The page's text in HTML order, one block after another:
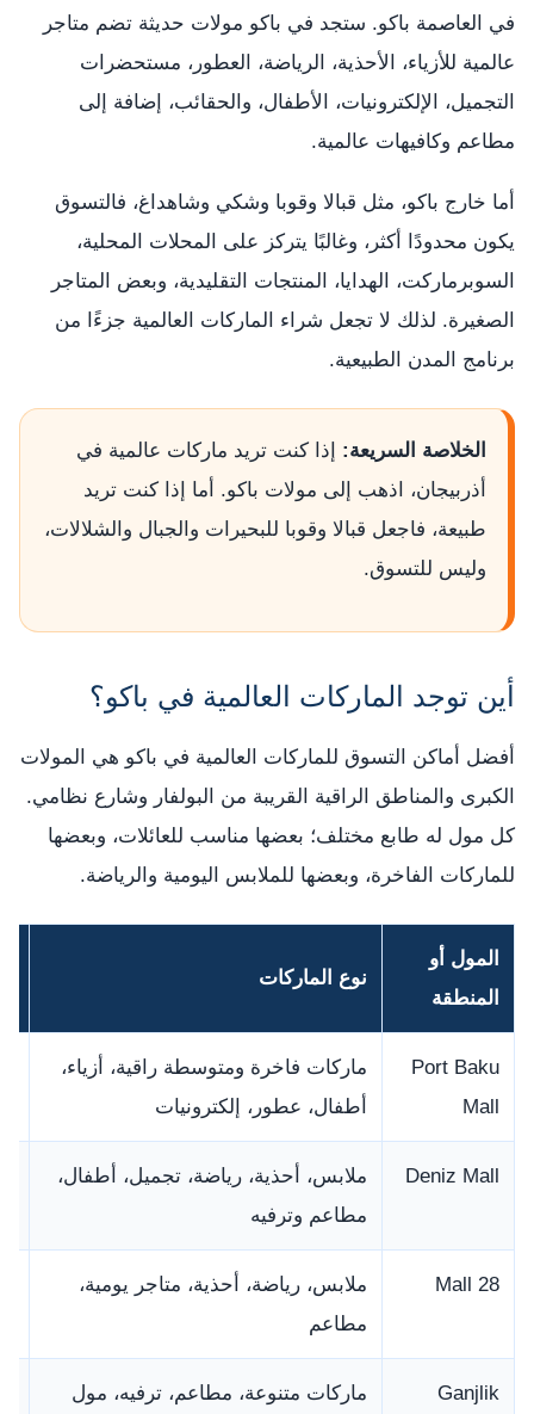
في العاصمة باكو. ستجد في باكو مولات حديثة تضم متاجر
عالمية للأزياء، الأحذية، الرياضة، العطور، مستحضرات
التجميل، الإلكترونيات، الأطفال، والحقائب، إضافة إلى
مطاعم وكافيهات عالمية.
أما خارج باكو، مثل قبالا وقوبا وشكي وشاهداغ، فالتسوق
يكون محدودًا أكثر، وغالبًا يتركز على المحلات المحلية،
السوبرماركت، الهدايا، المنتجات التقليدية، وبعض المتاجر
الصغيرة. لذلك لا تجعل شراء الماركات العالمية جزءًا من
برنامج المدن الطبيعية.
الخلاصة السريعة: إذا كنت تريد ماركات عالمية في
أذربيجان، اذهب إلى مولات باكو. أما إذا كنت تريد
طبيعة، فاجعل قبالا وقوبا للبحيرات والجبال والشلالات،
وليس للتسوق.
أين توجد الماركات العالمية في باكو؟
أفضل أماكن التسوق للماركات العالمية في باكو هي المولات
الكبرى والمناطق الراقية القريبة من البولفار وشارع نظامي.
كل مول له طابع مختلف؛ بعضها مناسب للعائلات، وبعضها
للماركات الفاخرة، وبعضها للملابس اليومية والرياضة.
المول أو
المنطقة
نوع الماركات
Port Baku
Mall
ماركات فاخرة ومتوسطة راقية، أزياء،
أطفال، عطور، إلكترونيات
Deniz Mall
ملابس، أحذية، رياضة، تجميل، أطفال،
مطاعم وترفيه
28 Mall
ملابس، رياضة، أحذية، متاجر يومية،
مطاعم
Ganjlik
ماركات متنوعة، مطاعم، ترفيه، مول